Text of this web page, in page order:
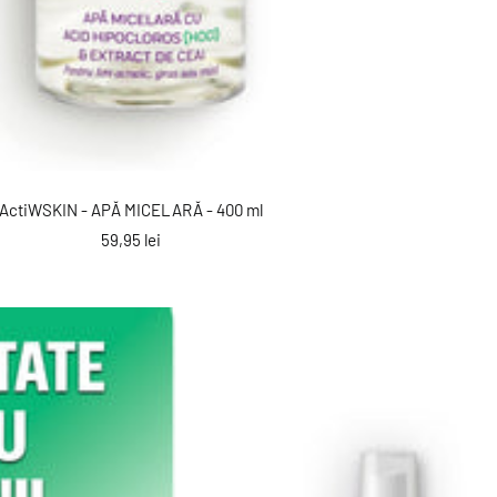
ActiWSKIN - APĂ MICELARĂ - 400 ml
Preț
59,95 lei